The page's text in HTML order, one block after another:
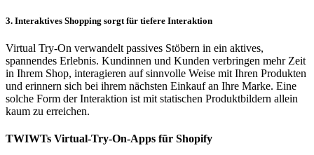
3. Interaktives Shopping sorgt für tiefere Interaktion
Virtual Try-On verwandelt passives Stöbern in ein aktives,
spannendes Erlebnis. Kundinnen und Kunden verbringen mehr Zeit
in Ihrem Shop, interagieren auf sinnvolle Weise mit Ihren Produkten
und erinnern sich bei ihrem nächsten Einkauf an Ihre Marke. Eine
solche Form der Interaktion ist mit statischen Produktbildern allein
kaum zu erreichen.
TWIWTs Virtual-Try-On-Apps für Shopify